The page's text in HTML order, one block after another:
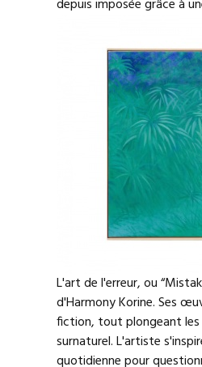
depuis imposée grâce à
L'art de l'erreur, ou
d'Harmony Korine. Ses
fiction, tout plongeant les
surnaturel. L'artiste
quotidienne pour